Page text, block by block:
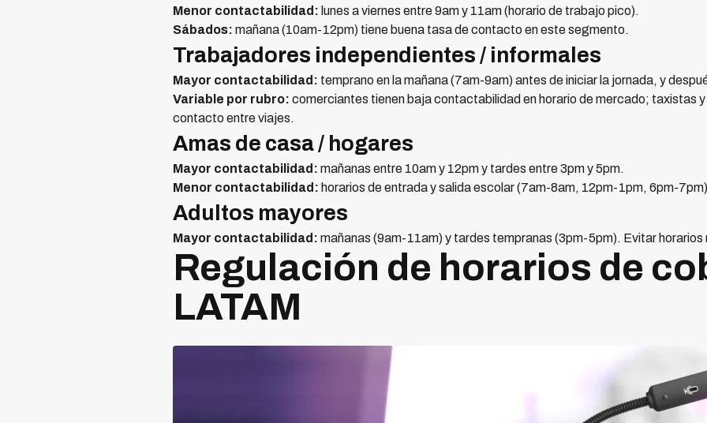
Menor contactabilidad: lunes a viernes entre 9am y 11am (horario de trabajo pico).
Sábados: mañana (10am-12pm) tiene buena tasa de contacto en este segmento.
Trabajadores independientes / informales
Mayor contactabilidad: temprano en la mañana (7am-9am) antes de iniciar la jornada, y
Variable por rubro: comerciantes tienen baja contactabilidad en horario de mercado; taxistas
contacto entre viajes.
Amas de casa / hogares
Mayor contactabilidad: mañanas entre 10am y 12pm y tardes entre 3pm y 5pm.
Menor contactabilidad: horarios de entrada y salida escolar (7am-8am, 12pm-1pm, 6pm-
Adultos mayores
Mayor contactabilidad: mañanas (9am-11am) y tardes tempranas (3pm-5pm). Evitar horarios
Regulación de horarios de
LATAM